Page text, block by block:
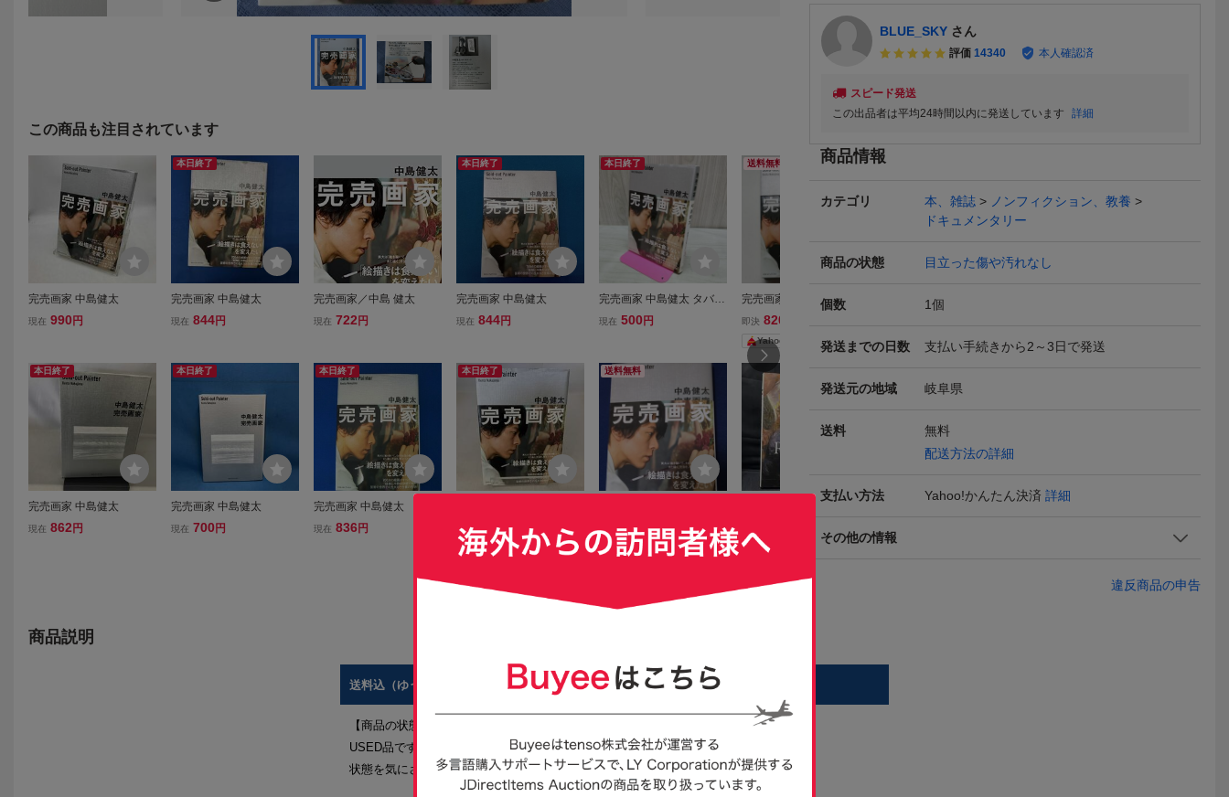
この商品も注目されています
完売画家 中島健太
現在 990 円
本日終了
完売画家 中島健太
現在 862 円
本日終了
完売画家 中島健太
現在 844円
本日終了
完売画家 中島健太
現在 700 円
完売画家／中島 健太
現在 722 円
本日終了
完売画家 中島健太
現在 836円
本日終了
完売画家 中島健太
現在 844円
本日終了
現在 844円
本日終了
完売画家 中島健太 タバコ
臭有 280081
現在 500 円
送料無料
即決 1,500円
Yahoo!フリマ
送料無料
完売画家 中島健太／著
即決 820
Yahoo!フリマ
幸福の画家 店舗受取可
ykbd/26/0727/p120/Y/10
第3 中央公論社 日本
生 史料研究
entialsを使った楽しいイ
歌』ギャ
BLUE_SKY さん
評価 14340 本人確認済
スピード発送
この出品者は平均24時間以内に発送しています
詳細
商品情報
カテゴリ 本、雑誌
ノンフィクション、教養
ドキュメンタリー
商品の状態 目立った傷や汚れなし
個数 1個
発送までの日数 支払い手続きから2～3日で発送
発送元の地域 岐阜県
送料
無料
配送方法の詳細
支払い方法 Yahoo!かんたん決済 詳細
その他の情報
違反商品の申告
商品説明